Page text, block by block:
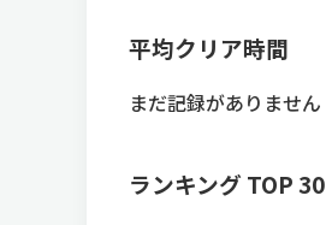
平均クリア時間
まだ記録がありません
ランキング TOP 30